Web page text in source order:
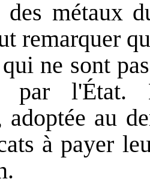
des métaux
remarquer
ne sont
par l'État.
adoptée au
à payer